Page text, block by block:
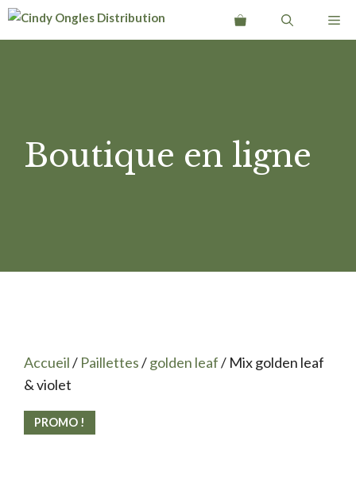
Aller
Boutique en ligne
Accueil/ Paillettes/golden leaf/ Mix golden leaf
& violet
PROMO !